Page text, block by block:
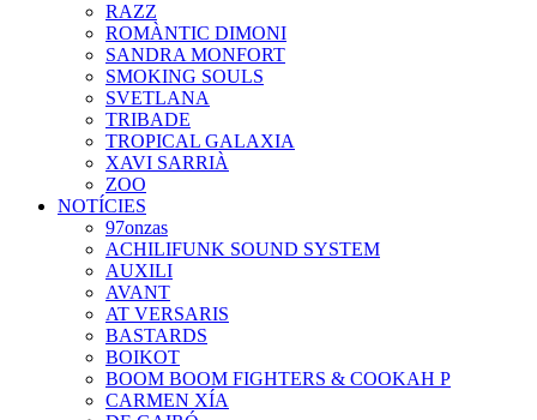
RAZZ
ROMÀNTIC DIMONI
SANDRA MONFORT
SMOKING SOULS
SVETLANA
TRIBADE
TROPICAL GALAXIA
XAVI SARRIÀ
ZOO
NOTÍCIES
97onzas
ACHILIFUNK SOUND SYSTEM
AUXILI
AVANT
AT VERSARIS
BASTARDS
BOIKOT
BOOM BOOM FIGHTERS & COOKAH P
CARMEN XÍA